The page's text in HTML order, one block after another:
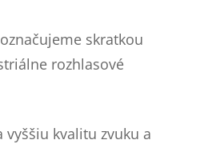
skratkou
rozhlasové
vyššiu kvalitu zvuku a